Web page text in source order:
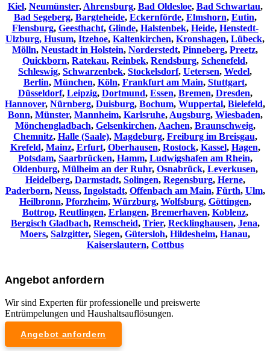
Kiel, Neumünster, Ahrensburg, Bad Oldesloe, Bad Schwartau,
Bad Segeberg, Bargteheide, Eckernförde, Elmshorn, Eutin,
Flensburg, Geesthacht, Glinde, Halstenbek, Heide, Henstedt-
Ulzburg, Husum, Itzehoe, Kaltenkirchen, Kronshagen, Lübeck,
Mölln, Neustadt in Holstein, Norderstedt, Pinneberg, Preetz,
Quickborn, Ratekau, Reinbek, Rendsburg, Schenefeld,
Schleswig, Schwarzenbek, Stockelsdorf, Uetersen, Wedel,
Berlin, München, Köln, Frankfurt am Main, Stuttgart,
Düsseldorf, Leipzig, Dortmund, Essen, Bremen, Dresden,
Hannover, Nürnberg, Duisburg, Bochum, Wuppertal, Bielefeld,
Bonn, Münster, Mannheim, Karlsruhe, Augsburg, Wiesbaden,
Mönchengladbach, Gelsenkirchen, Aachen, Braunschweig,
Chemnitz⁠, Halle (Saale), Magdeburg, Freiburg im Breisgau,
Krefeld, Mainz, Erfurt, Oberhausen, Rostock, Kassel, Hagen,
Potsdam, Saarbrücken, Hamm, Ludwigshafen am Rhein,
Oldenburg, Mülheim an der Ruhr, Osnabrück, Leverkusen,
Heidelberg, Darmstadt, Solingen, Regensburg, Herne,
Paderborn, Neuss, Ingolstadt, Offenbach am Main, Fürth, Ulm,
Heilbronn, Pforzheim, Würzburg, Wolfsburg, Göttingen,
Bottrop, Reutlingen, Erlangen, Bremerhaven, Koblenz,
Bergisch Gladbach, Remscheid, Trier, Recklinghausen, Jena,
Moers, Salzgitter, Siegen, Gütersloh, Hildesheim, Hanau,
Kaiserslautern, Cottbus
Angebot anfordern
Wir sind Experten für professionelle und preiswerte
Entrümpelungen und Haushaltsauflösungen.
Angebot anfordern